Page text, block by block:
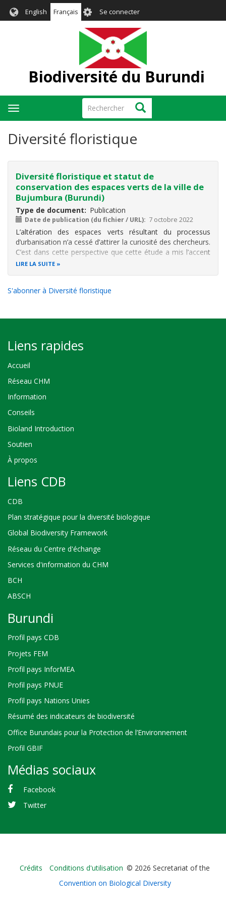
English Français User
account
menu
Se connecter
Biodiversité du Burundi
Rechercher Rechercher
Toggle
navigation
Diversité floristique
Diversité floristique et statut de
conservation des espaces verts de la ville de
Bujumbura (Burundi)
Type de document Publication
Date de publication (du fichier / URL) 7 octobre 2022
L’altération des espaces verts résultant du processus
d’urbanisation n’a cessé d’attirer la curiosité des chercheurs.
C’est dans cette perspective que cette étude a mis l’accent
sur la connaissance de la flore caractéristique des espaces
LIRE LA SUITE
S'abonner à Diversité floristique
Liens rapides
Accueil
Réseau CHM
Information
Conseils
Bioland Introduction
Soutien
À propos
Liens CDB
CDB
Plan stratégique pour la diversité biologique
Global Biodiversity Framework
Réseau du Centre d'échange
Services d'information du CHM
BCH
ABSCH
Burundi
Profil pays CDB
Projets FEM
Profil pays InforMEA
Profil pays PNUE
Profil pays Nations Unies
Résumé des indicateurs de biodiversité
Office Burundais pour la Protection de l’Environnement
Profil GBIF
Médias sociaux
Facebook
Twitter
Bioland
-
Crédits Conditions d'utilisation © 2026 Secretariat of the
Convention on Biological Diversity